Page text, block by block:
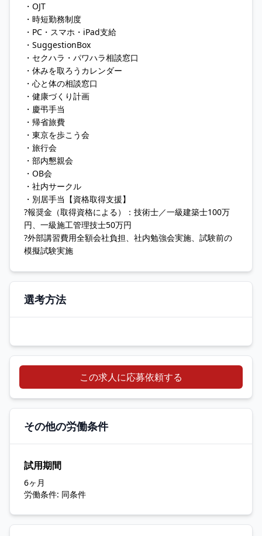
・OJT
・時短勤務制度
・PC・スマホ・iPad支給
・SuggestionBox
・セクハラ・パワハラ相談窓口
・休みを取ろうカレンダー
・心と体の相談窓口
・健康づくり計画
・慶弔手当
・帰省旅費
・東京を歩こう会
・旅行会
・部内懇親会
・OB会
・社内サークル
・別居手当【資格取得支援】
?報奨金（取得資格による）：技術士／一級建築士100万
円、一級施工管理技士50万円
?外部講習費用全額会社負担、社内勉強会実施、試験前の
模擬試験実施
選考方法
この求人に応募依頼する
その他の労働条件
試用期間
6ヶ月
労働条件: 同条件